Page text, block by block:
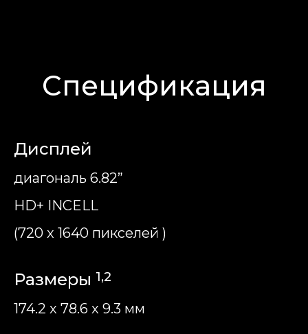
Спецификация
Дисплей
диагональ 6.82”
HD+ INCELL
(720 x 1640 пикселей )
Размеры 1,2
174.2 x 78.6 x 9.3 мм